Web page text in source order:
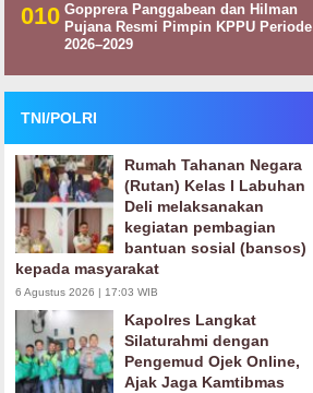
Gopprera Panggabean dan Hilman
Pujana Resmi Pimpin KPPU Periode
2026–2029
TNI/POLRI
Rumah Tahanan Negara
(Rutan) Kelas I Labuhan
Deli melaksanakan
kegiatan pembagian
bantuan sosial (bansos)
kepada masyarakat
6 Agustus 2026 | 17:03 WIB
Kapolres Langkat
Silaturahmi dengan
Pengemud Ojek Online,
Ajak Jaga Kamtibmas